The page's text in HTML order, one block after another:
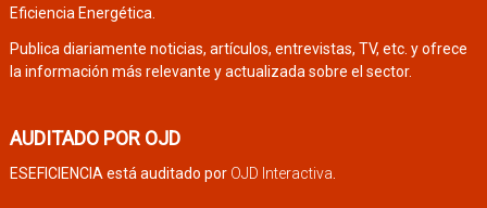
Eficiencia Energética.
Publica diariamente noticias, artículos, entrevistas, TV, etc. y ofrece
la información más relevante y actualizada sobre el sector.
AUDITADO POR OJD
ESEFICIENCIA está auditado por OJD Interactiva